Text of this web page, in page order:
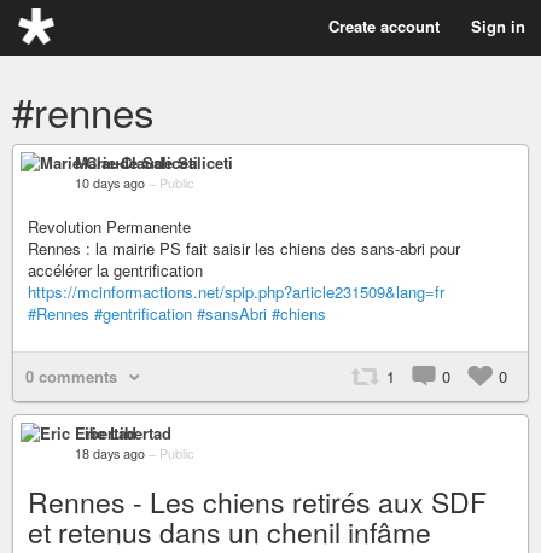
Create account Sign in
#rennes
Marie-Claude Saliceti
10 days ago – Public
Revolution Permanente
Rennes : la mairie PS fait saisir les chiens des sans-abri pour
accélérer la gentrification
https://mcinformactions.net/spip.php?article231509&lang=fr
#Rennes #gentrification #sansAbri #chiens
0 comments 1 0 0
Eric Libertad
18 days ago – Public
Rennes - Les chiens retirés aux SDF
et retenus dans un chenil infâme